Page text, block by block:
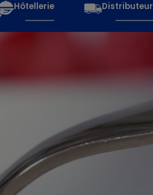
Hôtellerie Distributeur